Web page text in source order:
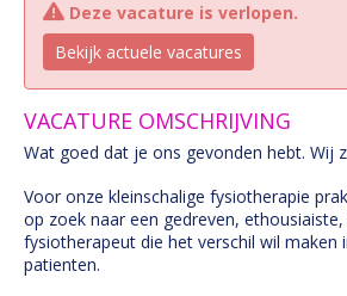
Deze vacature is verlopen.
Bekijk actuele vacatures
VACATURE OMSCHRIJVING
Wat goed dat je ons gevonden hebt. Wij
Voor onze kleinschalige fysiotherapie
op zoek naar een gedreven, ethousiaiste,
fysiotherapeut die het verschil wil maken
patienten.